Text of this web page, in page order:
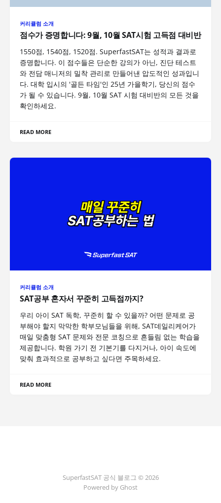
커리큘럼 소개
점수가 증명합니다: 9월, 10월 SAT시험 고득점 대비반
1550점, 1540점, 1520점. SuperfastSAT는 성적과 결과로
증명합니다. 이 점수들은 단순한 강의가 아닌, 진단 테스트
와 전담 매니저의 밀착 관리로 만들어낸 압도적인 성과입니
다. 대학 입시의 '골든 타임'인 25년 가을학기, 당신의 점수
가 될 수 있습니다. 9월, 10월 SAT 시험 대비반의 모든 것을
확인하세요.
READ MORE
커리큘럼 소개
SAT공부 혼자서 꾸준히 고득점까지?
우리 아이 SAT 독학, 꾸준히 할 수 있을까? 어떤 문제로 공
부해야 할지 막막한 학부모님들을 위해, SAT데일리케어가
매일 맞춤형 SAT 문제와 전문 코칭으로 흔들림 없는 학습을
제공합니다. 학원 가기 전 기본기를 다지거나, 아이 속도에
맞춰 효과적으로 공부하고 싶다면 주목하세요.
READ MORE
SuperfastSAT 공식 블로그 © 2026
Powered by Ghost